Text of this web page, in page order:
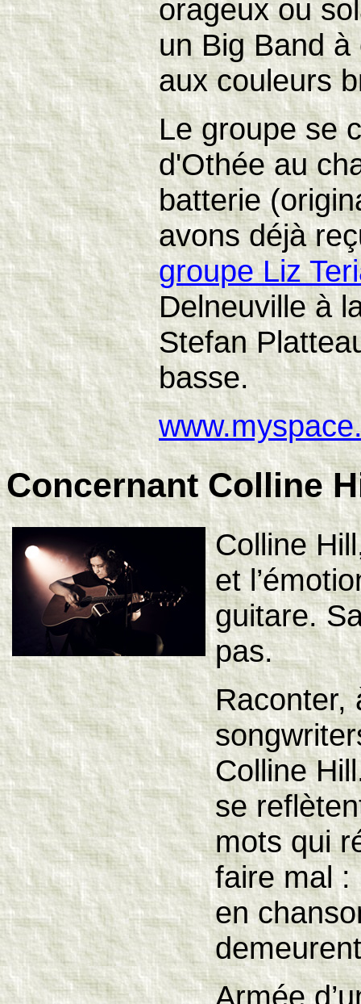
orageux ou
un Big Band
aux couleurs
Le groupe se
d'Othée au
batterie
avons déjà
groupe Liz
Delneuville à
Stefan
basse.
Concernant Colline
Colline
et
guitare.
pas.
Raconter,
Colline
se
mots qui
faire mal :
en
Armée